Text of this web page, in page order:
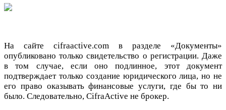
На сайте cifraactive.com в разделе «Документы»
опубликовано только свидетельство о регистрации. Даже
в том случае, если оно подлинное, этот документ
подтверждает только создание юридического лица, но не
его право оказывать финансовые услуги, где бы то ни
было. Следовательно, CifraActive не брокер.